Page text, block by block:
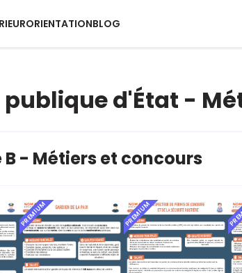
ORIENTATIONBLOG
d'État -
- Métiers et concours
PREMIUM PREMIUM